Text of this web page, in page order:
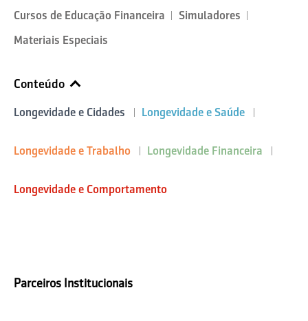
Cursos de Educação Financeira
Simuladores
Materiais Especiais
Conteúdo
Longevidade e Cidades Longevidade e Saúde
Longevidade e Trabalho Longevidade Financeira
Longevidade e Comportamento
Parceiros Institucionais